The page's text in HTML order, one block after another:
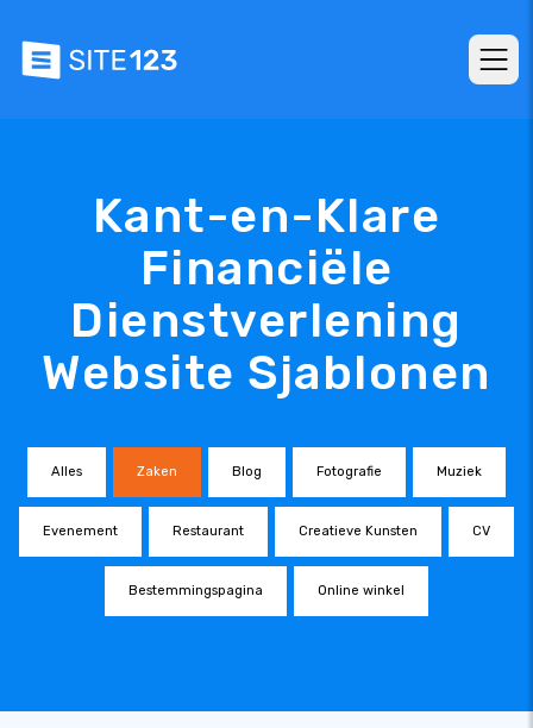
Kant-en-Klare
Financiële
Dienstverlening
Website Sjablonen
Alles Zaken Blog Fotografie Muziek
Evenement Restaurant Creatieve Kunsten CV
Bestemmingspagina Online winkel